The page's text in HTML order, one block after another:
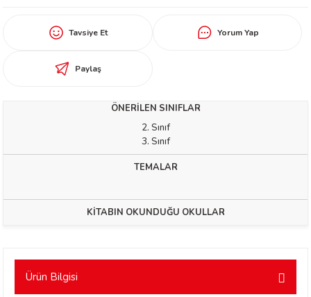
Tavsiye Et Yorum Yap
Paylaş
ÖNERİLEN SINIFLAR
2. Sınıf
3. Sınıf
TEMALAR
KİTABIN OKUNDUĞU OKULLAR
Ürün Bilgisi